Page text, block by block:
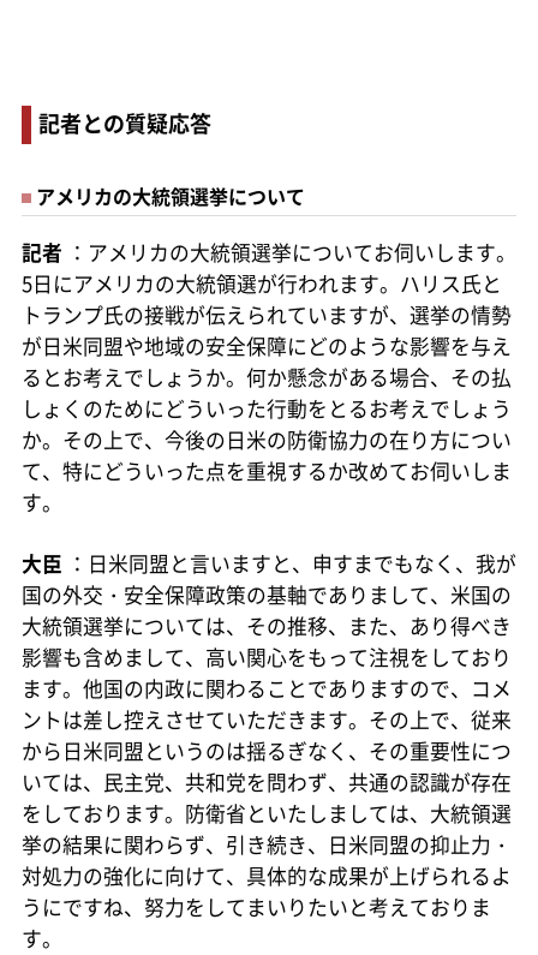
記者との質疑応答
アメリカの大統領選挙について
記者 ：アメリカの大統領選挙についてお伺いします。
5日にアメリカの大統領選が行われます。ハリス氏と
トランプ氏の接戦が伝えられていますが、選挙の情勢
が日米同盟や地域の安全保障にどのような影響を与え
るとお考えでしょうか。何か懸念がある場合、その払
しょくのためにどういった行動をとるお考えでしょう
か。その上で、今後の日米の防衛協力の在り方につい
て、特にどういった点を重視するか改めてお伺いしま
す。
大臣 ：日米同盟と言いますと、申すまでもなく、我が
国の外交・安全保障政策の基軸でありまして、米国の
大統領選挙については、その推移、また、あり得べき
影響も含めまして、高い関心をもって注視をしており
ます。他国の内政に関わることでありますので、コメ
ントは差し控えさせていただきます。その上で、従来
から日米同盟というのは揺るぎなく、その重要性につ
いては、民主党、共和党を問わず、共通の認識が存在
をしております。防衛省といたしましては、大統領選
挙の結果に関わらず、引き続き、日米同盟の抑止力・
対処力の強化に向けて、具体的な成果が上げられるよ
うにですね、努力をしてまいりたいと考えておりま
す。